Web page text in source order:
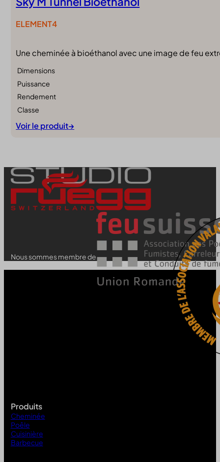
ELEMENT4
Une cheminée à bioéthanol avec une image de feu
Dimensions
Puissance
Rendement
Classe
Voir le produit
Nous sommes membre de
Produits
Cheminée
Poêle
Cuisinière
Barbecue